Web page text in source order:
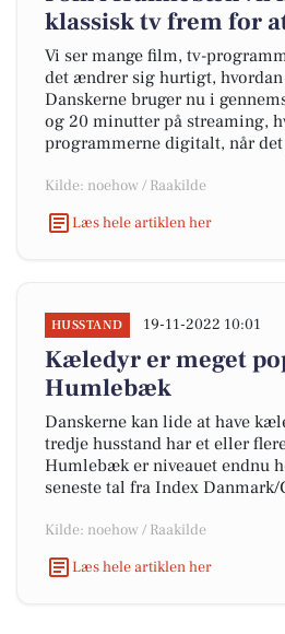
klassisk tv frem for
Vi ser mange film, tv-
det ændrer sig hurtigt, hvordan
Danskerne bruger nu i
og 20 minutter på streaming,
programmerne digitalt, når det
Kilde: noehow / Raakilde
Læs hele artiklen her
HUSSTAND 19-11-2022 10:01
Kæledyr er meget
Humlebæk
Danskerne kan lide at have
tredje husstand har et eller
Humlebæk er niveauet endnu
seneste tal fra Index Danmark/
Kilde: noehow / Raakilde
Læs hele artiklen her